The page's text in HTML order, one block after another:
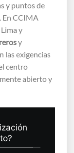
y puntos de
En CCIMA
y
y
las exigencias
centro
abierto y